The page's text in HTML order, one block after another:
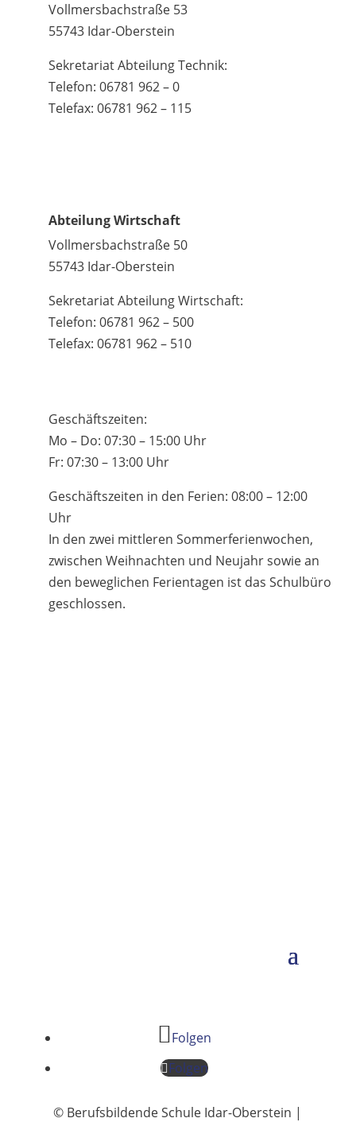
Vollmersbachstraße 53
55743 Idar-Oberstein
Sekretariat Abteilung Technik:
Telefon: 06781 962 – 0
Telefax: 06781 962 – 115
Abteilung Wirtschaft
Vollmersbachstraße 50
55743 Idar-Oberstein
Sekretariat Abteilung Wirtschaft:
Telefon: 06781 962 – 500
Telefax: 06781 962 – 510
Geschäftszeiten:
Mo – Do: 07:30 – 15:00 Uhr
Fr: 07:30 – 13:00 Uhr
Geschäftszeiten in den Ferien: 08:00 – 12:00
Uhr
In den zwei mittleren Sommerferienwochen,
zwischen Weihnachten und Neujahr sowie an
den beweglichen Ferientagen ist das Schulbüro
geschlossen.
Folgen
Folgen
© Berufsbildende Schule Idar-Oberstein |